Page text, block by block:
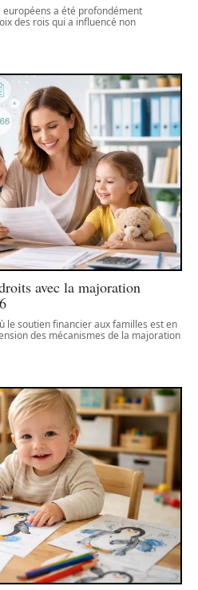
européens a été profondément
des rois qui a influencé non
avec la majoration
le soutien financier aux familles est en
des mécanismes de la majoration